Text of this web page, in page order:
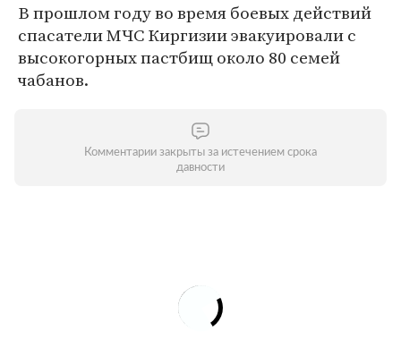
В прошлом году во время боевых действий
спасатели МЧС Киргизии эвакуировали с
высокогорных пастбищ около 80 семей
чабанов.
Комментарии закрыты за истечением срока
давности